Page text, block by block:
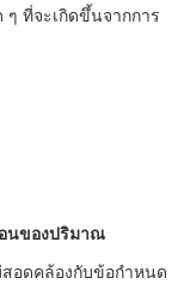
ที่จะเกิดขึ้นจากการ
นของปริมาณ
อดคล้องกับข้อกำหนด